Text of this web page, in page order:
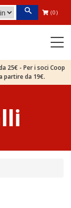
(0)
25€ - Per i soci Coop
partire da 19€.